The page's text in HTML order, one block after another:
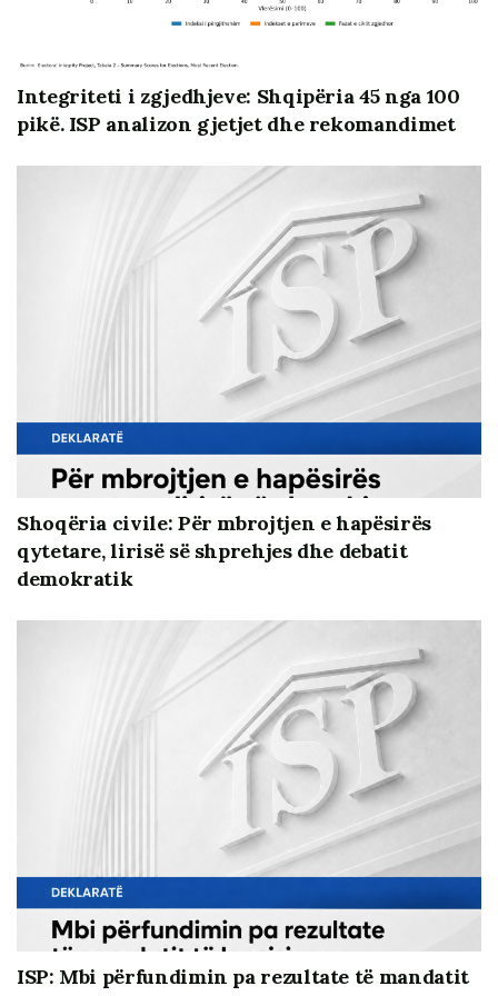
partitë politike. Mjafton të shohim ditët e fundit, javët e
që vendos në diskutim autoritetin e kryetarit
penalizohet me fundin e karrierës politike, cilido që
bindet e shërben pa kushte promovohet në deputetë,
ministër, kryetar bashkie, këshilltar apo drejtor. Partitë
e sotme janë larg, shumë larg modelit që premtuan në
dhjetor 1990 dhe që duhet të kishte një vend kandidat
real për të qenë anëtar në Bashkimin Europian.
Në këto rrethana sa herë kritikojmë na thuhet, mjaft
me konstatime, duhet zgjidhje. Dhe kërkohet
rrugëzgjidhje. Në demokraci ekzistojnë gjithnjë
mundësi për zgjidhje, por duhet vullnet politik,
reflektim dhe vendimmarrje me integritet për ta arritur
aty. Edhe për partitë dhe rënien e madhe të besimit
ndaj tyre ka rrugëzgjidhje. Ja p.sh., një biznesi dhe një
OJF-ve, një universiteti apo një federate, i kërkohet nga
shteti e ligji deklarim të rregullt vjetor të çdo ndryshimi,
të zgjedhjeve periodike, të burimeve të financimit, të të
punësuarve, etj, etj. Përse nuk kërkohen të njëjtat
standarde edhe për partitë? Përse ato nuk detyrohen
me ligj të tregojnë strukturat e tyre drejtuese, CV-të e
drejtuesve dhe kandidatëve, të bëjnë zgjedhje dhe të
kenë rregulla demokratike mes tyre, të kenë burime
financimi publike dhe transparente, të kenë zyrë,
adresë dhe identifikim të qartë, të kenë program dhe
raport publik mbi aktivitetin e tyre vjetor? Ne e kemi
me Kushtetutë detyrimin që partitë të bëjnë publike
burimet e financimit dhe të kenë demokraci të
brendshme? Kur Kushtetuta flet, ligji duhet të
mundësojë respektimin e Kushtetutës. Ka raste e
modele pozitive që mund të merren si model edhe për
Integriteti i zgjedhjeve: Shqipëria 45 nga 100
pikë. ISP analizon gjetjet dhe rekomandimet
Shoqëria civile: Për mbrojtjen e hapësirës
qytetare, lirisë së shprehjes dhe debatit
demokratik
ISP: Mbi përfundimin pa rezultate të mandatit